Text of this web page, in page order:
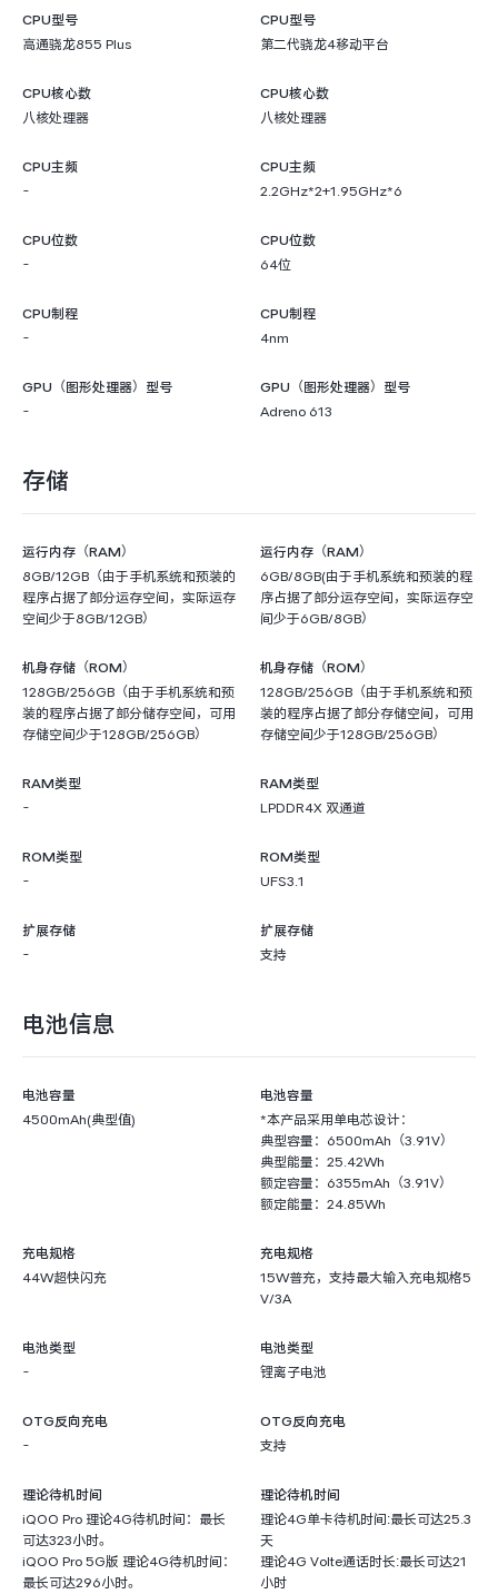
CPU型号
高通骁龙855 Plus
CPU型号
第二代骁龙4移动平台
CPU核心数
八核处理器
CPU核心数
八核处理器
CPU主频
-
CPU主频
2.2GHz*2+1.95GHz*6
CPU位数
-
CPU位数
64位
CPU制程
-
CPU制程
4nm
GPU（图形处理器）型号
-
GPU（图形处理器）型号
Adreno 613
存储
运行内存（RAM）
8GB/12GB（由于手机系统和预装的
程序占据了部分运存空间，实际运存
空间少于8GB/12GB）
运行内存（RAM）
6GB/8GB(由于手机系统和预装的程
序占据了部分运存空间，实际运存空
间少于6GB/8GB）
机身存储（ROM）
128GB/256GB（由于手机系统和预
装的程序占据了部分储存空间，可用
存储空间少于128GB/256GB）
机身存储（ROM）
128GB/256GB（由于手机系统和预
装的程序占据了部分存储空间，可用
存储空间少于128GB/256GB）
RAM类型
-
RAM类型
LPDDR4X 双通道
ROM类型
-
ROM类型
UFS3.1
扩展存储
-
扩展存储
支持
电池信息
电池容量
4500mAh(典型值)
电池容量
*本产品采用单电芯设计：
典型容量：6500mAh（3.91V）
典型能量：25.42Wh
额定容量：6355mAh（3.91V）
额定能量：24.85Wh
充电规格
44W超快闪充
充电规格
15W普充，支持最大输入充电规格5
V/3A
电池类型
-
电池类型
锂离子电池
OTG反向充电
-
OTG反向充电
支持
理论待机时间
iQOO Pro 理论4G待机时间：最长
可达323小时。
iQOO Pro 5G版 理论4G待机时间：
最长可达296小时。
理论待机时间
理论4G单卡待机时间:最长可达25.3
天
理论4G Volte通话时长:最长可达21
小时